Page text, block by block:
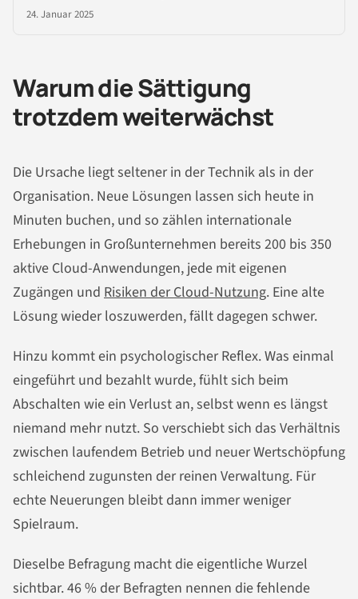
24. Januar 2025
Warum die Sättigung
trotzdem weiterwächst
Die Ursache liegt seltener in der Technik als in der
Organisation. Neue Lösungen lassen sich heute in
Minuten buchen, und so zählen internationale
Erhebungen in Großunternehmen bereits 200 bis 350
aktive Cloud-Anwendungen, jede mit eigenen
Zugängen und Risiken der Cloud-Nutzung. Eine alte
Lösung wieder loszuwerden, fällt dagegen schwer.
Hinzu kommt ein psychologischer Reflex. Was einmal
eingeführt und bezahlt wurde, fühlt sich beim
Abschalten wie ein Verlust an, selbst wenn es längst
niemand mehr nutzt. So verschiebt sich das Verhältnis
zwischen laufendem Betrieb und neuer Wertschöpfung
schleichend zugunsten der reinen Verwaltung. Für
echte Neuerungen bleibt dann immer weniger
Spielraum.
Dieselbe Befragung macht die eigentliche Wurzel
sichtbar. 46 % der Befragten nennen die fehlende